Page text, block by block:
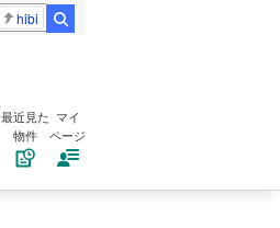
hibi
最近見た
物件
マイ
ページ